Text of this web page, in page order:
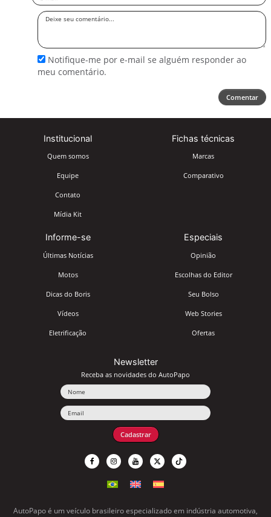
Deixe
Notifique-me por e-mail se alguém responder ao
meu comentário.
Comentar
Institucional
Quem somos
Equipe
Contato
Mídia Kit
Fichas técnicas
Marcas
Comparativo
Informe-se
Últimas Notícias
Motos
Dicas do Boris
Vídeos
Eletrificação
Especiais
Opinião
Escolhas do Editor
Seu Bolso
Web Stories
Ofertas
Newsletter
Receba as novidades do AutoPapo
Cadastrar
AutoPapo é um veículo brasileiro especializado em indústria automotiva,